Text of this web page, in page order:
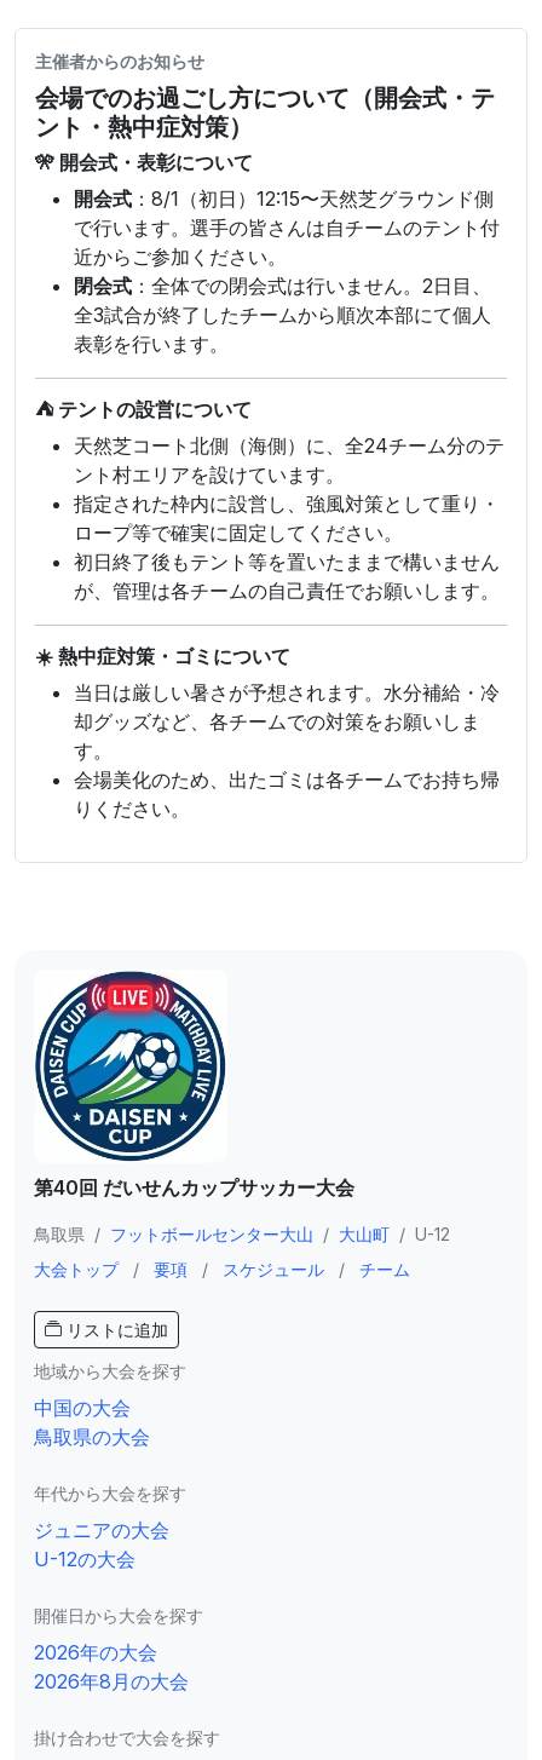
主催者からのお知らせ
会場でのお過ごし方について（開会式・テ
ント・熱中症対策）
🎌 開会式・表彰について
開会式 ：8/1（初日）12:15〜天然芝グラウンド側
で行います。選手の皆さんは自チームのテント付
近からご参加ください。
閉会式 ：全体での閉会式は行いません。2日目、
全3試合が終了したチームから順次本部にて個人
表彰を行います。
⛺ テントの設営について
天然芝コート北側（海側）に、全24チーム分のテ
ント村エリアを設けています。
指定された枠内に設営し、強風対策として重り・
ロープ等で確実に固定してください。
初日終了後もテント等を置いたままで構いません
が、管理は各チームの自己責任でお願いします。
☀️ 熱中症対策・ゴミについて
当日は厳しい暑さが予想されます。水分補給・冷
却グッズなど、各チームでの対策をお願いしま
す。
会場美化のため、出たゴミは各チームでお持ち帰
りください。
第40回 だいせんカップサッカー大会
鳥取県 / フットボールセンター大山 / 大山町 / U-12
大会トップ
/ 要項 / スケジュール / チーム
リストに追加
地域から大会を探す
中国の大会
鳥取県の大会
年代から大会を探す
ジュニアの大会
U-12の大会
開催日から大会を探す
2026年の大会
2026年8月の大会
掛け合わせで大会を探す